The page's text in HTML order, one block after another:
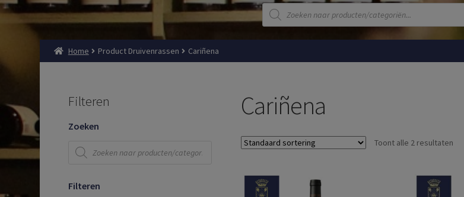
Producten
zoeken
Home Product Druivenrassen Cariñena
Cariñena
Toont alle 2 resultaten
Filteren
Zoeken
Producten
zoeken
Filteren